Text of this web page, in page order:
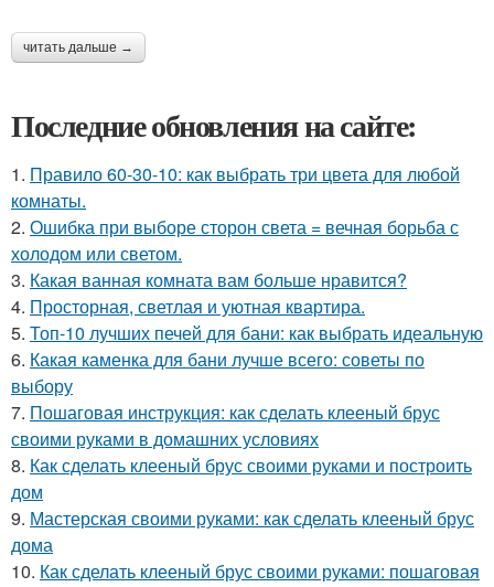
читать дальше →
Последние обновления на сайте:
1. Правило 60-30-10: как выбрать три цвета для любой
комнаты.
2. Ошибка при выборе сторон света = вечная борьба с
холодом или светом.
3. Какая ванная комната вам больше нравится?
4. Просторная, светлая и уютная квартира.
5. Топ-10 лучших печей для бани: как выбрать идеальную
6. Какая каменка для бани лучше всего: советы по
выбору
7. Пошаговая инструкция: как сделать клееный брус
своими руками в домашних условиях
8. Как сделать клееный брус своими руками и построить
дом
9. Мастерская своими руками: как сделать клееный брус
дома
10. Как сделать клееный брус своими руками: пошаговая